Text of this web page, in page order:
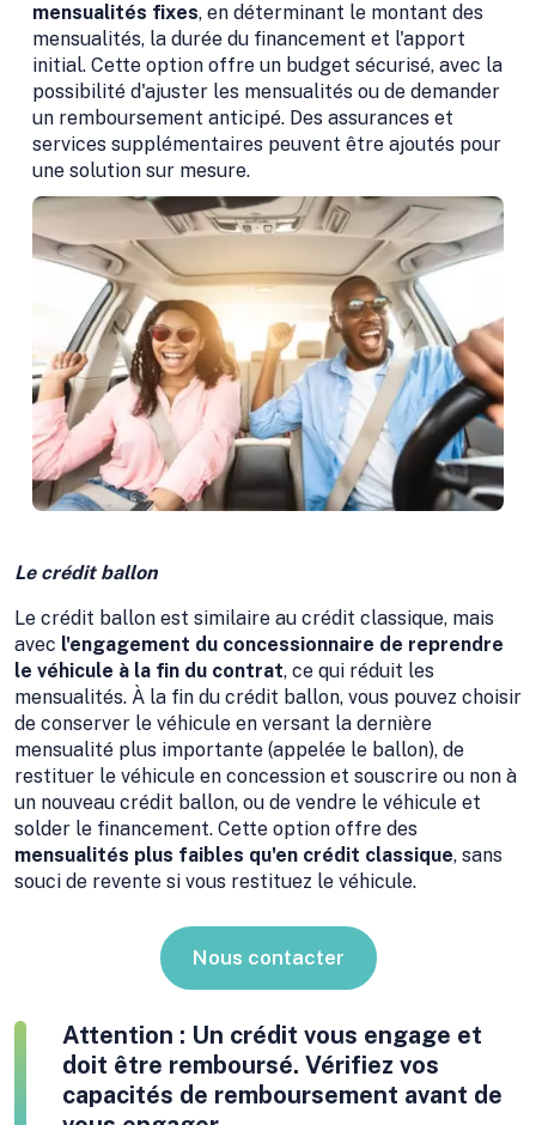
mensualités fixes, en déterminant le montant des
mensualités, la durée du financement et l'apport
initial. Cette option offre un budget sécurisé, avec la
possibilité d'ajuster les mensualités ou de demander
un remboursement anticipé. Des assurances et
services supplémentaires peuvent être ajoutés pour
une solution sur mesure.
Le crédit ballon
Le crédit ballon est similaire au crédit classique, mais
avec l'engagement du concessionnaire de reprendre
le véhicule à la fin du contrat, ce qui réduit les
mensualités. À la fin du crédit ballon, vous pouvez choisir
de conserver le véhicule en versant la dernière
mensualité plus importante (appelée le ballon), de
restituer le véhicule en concession et souscrire ou non à
un nouveau crédit ballon, ou de vendre le véhicule et
solder le financement. Cette option offre des
mensualités plus faibles qu'en crédit classique, sans
souci de revente si vous restituez le véhicule.
Nous contacter
Attention : Un crédit vous engage et
doit être remboursé. Vérifiez vos
capacités de remboursement avant de